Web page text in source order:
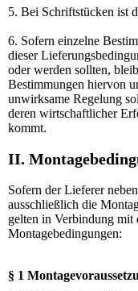
5. Bei Schriftstücken ist
6. Sofern einzelne
dieser
oder werden sollten,
Bestimmungen hiervon
unwirksame Regelung
deren wirtschaftlicher
kommt.
II.
Sofern der Lieferer
ausschließlich die
gelten in Verbindung
Montagebedingungen:
§ 1